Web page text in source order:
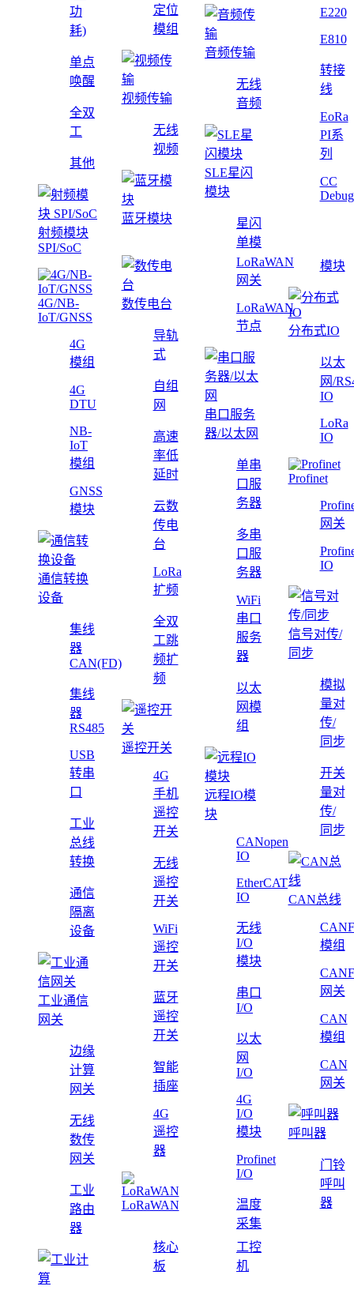
功
耗)
单点
唤醒
全双
工
其他
射频模块
SPI/SoC
定位
模组
视频传输
无线
视频
蓝牙模块
音频传输
无线
音频
SLE星闪
模块
星闪
单模
E220
E810
转接
线
EoRa
PI系
列
CC
4G/NB-
IoT/GNSS
4G
模组
4G
DTU
NB-
IoT
模组
GNSS
模块
通信转换
设备
集线
器
CAN(FD)
集线
器
RS485
USB
转串
口
工业
总线
转换
通信
隔离
设备
工业通信
网关
边缘
计算
网关
无线
数传
网关
工业
路由
器
数传电台
导轨
式
自组
网
高速
率低
延时
云数
传电
台
LoRa
扩频
全双
工跳
频扩
频
遥控开关
4G
手机
遥控
开关
无线
遥控
开关
WiFi
遥控
开关
蓝牙
遥控
开关
智能
插座
4G
遥控
器
LoRaWAN
LoRaWAN
网关
LoRaWAN
节点
串口服务
器/以太网
单串
口服
务器
多串
口服
务器
WiFi
串口
服务
器
以太
网模
组
远程IO模
块
CANopen
IO
EtherCAT
IO
无线
I/O
模块
串口
I/O
以太
网
I/O
4G
I/O
模块
Profinet
I/O
温度
采集
模块
分布式IO
以太
网/
IO
LoRa
IO
Profinet
网关
IO
信号对传/
同步
模拟
量对
传/
同步
开关
量对
传/
同步
CAN总线
模组
网关
CAN
模组
CAN
网关
呼叫器
门铃
呼叫
器
核心
板
工控
机